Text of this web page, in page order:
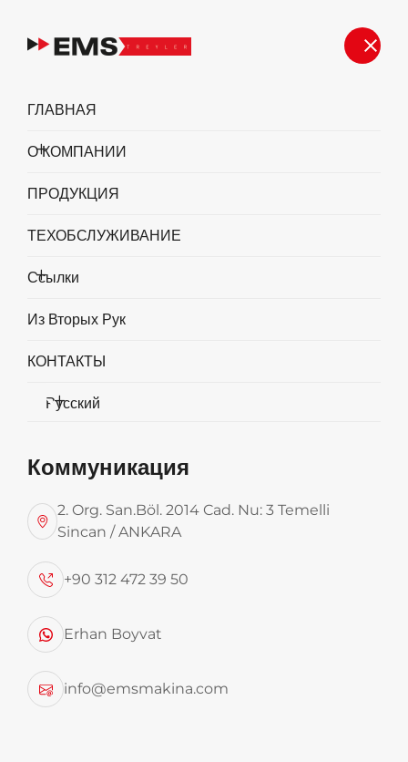
ГЛАВНАЯ
О КОМПАНИИ
ПРОДУКЦИЯ
ТЕХОБСЛУЖИВАНИЕ
Ссылки
Из Вторых Рук
КОНТАКТЫ
Русский
Коммуникация
2. Org. San.Böl. 2014 Cad. Nu: 3 Temelli
Sincan / ANKARA
+90 312 472 39 50
Erhan Boyvat
info@emsmakina.com
Подержанный
2019 EMS 80m3 Скользящий пол
(шагающий пол) Прицеп для перевозки
2020 EMS 76 м3 Hardox с раздвижным
полом Прицеп для перевозки мусора
Смотреть больше